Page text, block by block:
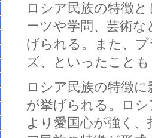
ロシア民族の特徴
ーツや学問、芸術
げられる。また、
ズ、といったことも
ロシア民族の特徴
が挙げられる。
ロ
より愛国心が強く